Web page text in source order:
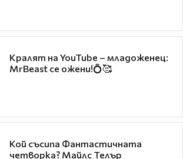
Кралят на YouTube – младоженец:
MrBeast се ожени!💍🥰
Кой съсипа Фантастичната
четворка? Майлс Телър